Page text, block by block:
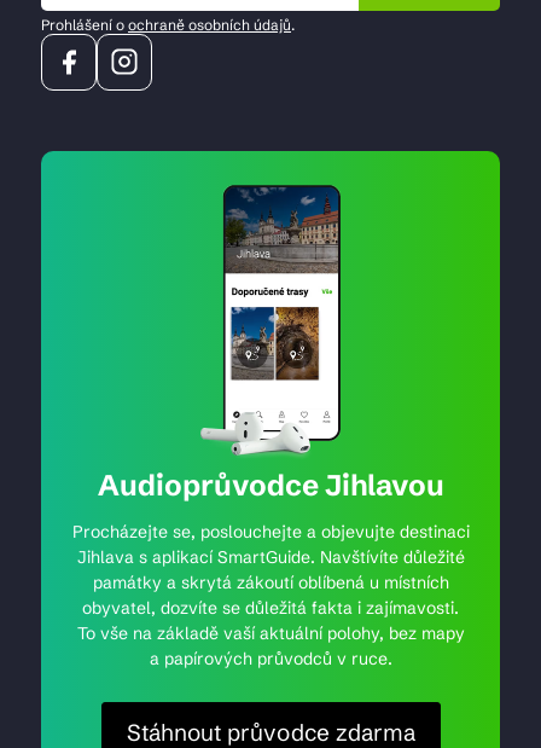
Prohlášení o ochraně osobních údajů.
Audioprůvodce Jihlavou
Procházejte se, poslouchejte a objevujte destinaci
Jihlava s aplikací SmartGuide. Navštívíte důležité
památky a skrytá zákoutí oblíbená u místních
obyvatel, dozvíte se důležitá fakta i zajímavosti.
To vše na základě vaší aktuální polohy, bez mapy
a papírových průvodců v ruce.
Stáhnout průvodce zdarma